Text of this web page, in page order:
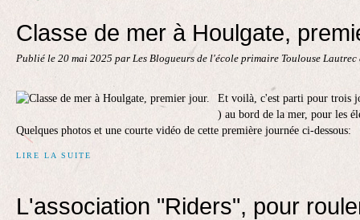
Classe de mer à Houlgate,
Publié le 20 mai 2025 par Les Blogueurs de l'école primaire Toulouse Lautrec
Et voilà, c'est parti pour trois
) au bord de la mer, pour les
Quelques photos et une courte vidéo de cette première journée ci-dessous:
LIRE LA SUITE
L'association "Riders", pour